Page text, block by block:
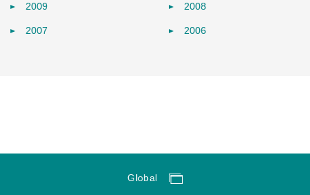
2009 2008
2007 2006
Global